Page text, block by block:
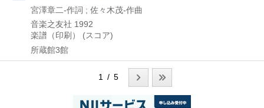
宮澤章二-作詞 ; 佐々木茂-作曲
音楽之友社 1992
楽譜（印刷） (スコア)
所蔵館3館
1 / 5